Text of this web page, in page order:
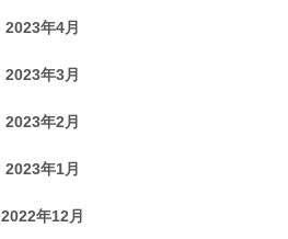
2023年4月
2023年3月
2023年2月
2023年1月
2022年12月